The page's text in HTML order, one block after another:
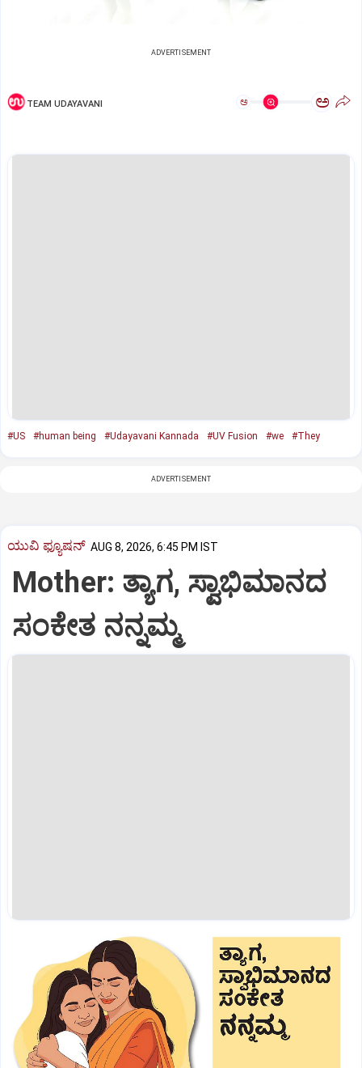
ADVERTISEMENT
TEAM UDAYAVANI ಅ ಅ
#US #human being #Udayavani Kannada #UV Fusion #we #They
ADVERTISEMENT
ಯುವಿ ಫ್ಯೂಷನ್ AUG 8, 2026, 6:45 PM IST
Mother: ತ್ಯಾಗ, ಸ್ವಾಭಿಮಾನದ
ಸಂಕೇತ ನನ್ನಮ್ಮ